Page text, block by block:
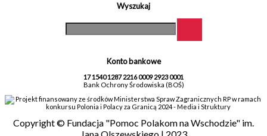
Wyszukaj
Konto bankowe
17 1540 1287 2216 0009 2923 0001
Bank Ochrony Środowiska (BOŚ)
Projekt finansowany ze środków Ministerstwa Spraw Zagranicznych RP w ramach
konkursu Polonia i Polacy za Granicą 2024 - Media i Struktury
Copyright © Fundacja "Pomoc Polakom na Wschodzie" im.